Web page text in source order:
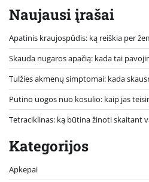
Naujausi įrašai
Apatinis kraujospūdis: ką reiškia per
Skauda nugaros apačią: kada tai
Tulžies akmenų simptomai: kada
Putino uogos nuo kosulio: kaip jas
Tetraciklinas: ką būtina žinoti skaitant
Kategorijos
Apkepai